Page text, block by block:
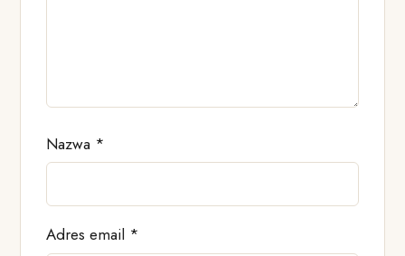
Nazwa *
Adres email *